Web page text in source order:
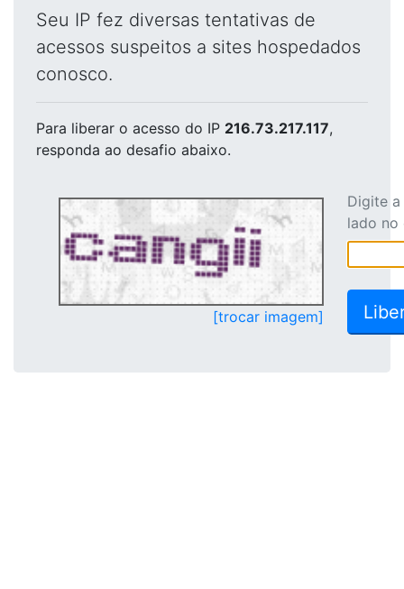
Seu IP fez diversas tentativas de
acessos suspeitos a sites hospedados
conosco.
Para liberar o acesso do IP 216.73.217.117,
responda ao desafio abaixo.
[trocar imagem]
Digite
lado no